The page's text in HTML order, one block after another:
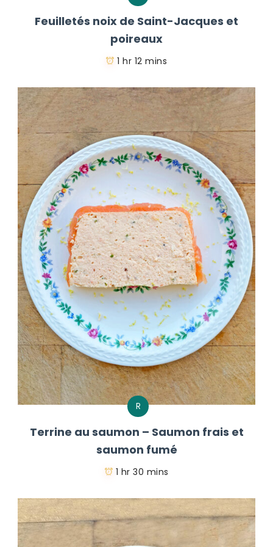
Feuilletés noix de Saint-Jacques et
poireaux
1 hr 12 mins
R
Terrine au saumon – Saumon frais et
saumon fumé
1 hr 30 mins